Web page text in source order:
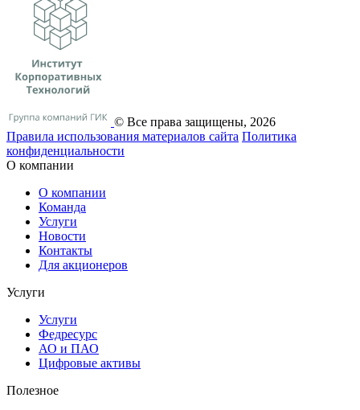
© Все права защищены, 2026
Правила использования материалов сайта Политика
конфиденциальности
О компании
О компании
Команда
Услуги
Новости
Контакты
Для акционеров
Услуги
Услуги
Федресурс
АО и ПАО
Цифровые активы
Полезное